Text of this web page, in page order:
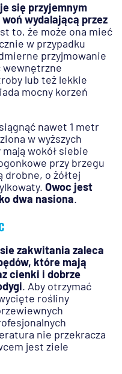
się przyjemnym
wydalającą przez
to, że może ona mieć
w przypadku
przyjmowanie
wewnętrzne
lub też lekkie
mocny korzeń
nawet 1 metr
w wyższych
wokół siebie
przy brzegu
drobne, o żółtej
Owoc jest
dwa nasiona.
zakwitania zaleca
które mają
cienki i dobrze
. Aby otrzymać
rośliny
nie przekracza
jest ziele